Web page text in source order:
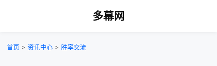
多幕网
首页 > 资讯中心 > 胜率交流